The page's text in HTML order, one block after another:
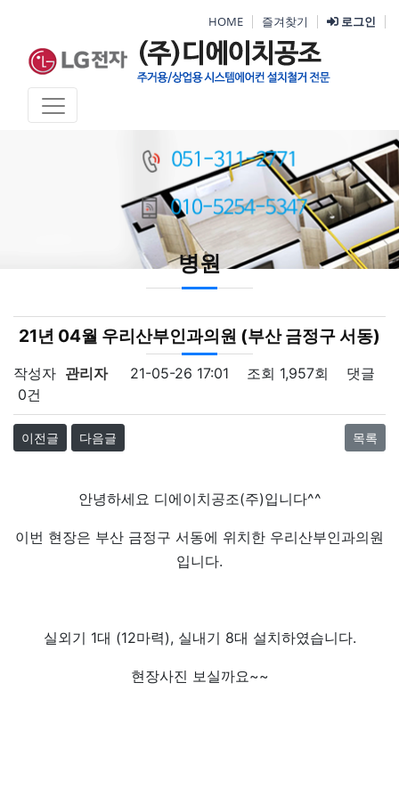
HOME 즐겨찾기 로그인
병원
21년 04월 우리산부인과의원 (부산 금정구 서동)
작성자 관리자 21-05-26 17:01 조회 1,957회
댓글
0건
이전글 다음글 목록
안녕하세요 디에이치공조(주)입니다^^
이번 현장은 부산 금정구 서동에 위치한 우리산부인과의원
입니다.
실외기 1대 (12마력), 실내기 8대 설치하였습니다.
현장사진 보실까요~~